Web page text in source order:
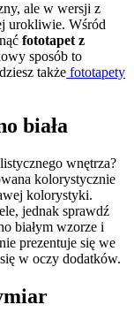
ale w wersji z
urokliwie. Wśród
fototapet z
sposób to
także fototapety
biała
wnętrza?
kolorystycznie
kolorystyki.
jednak sprawdź
białym wzorze i
prezentuje się we
w oczy dodatków.